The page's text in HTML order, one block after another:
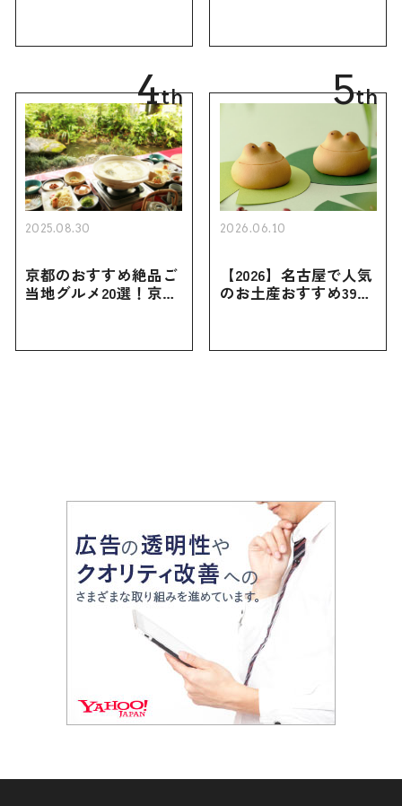
買えない限定品、女性
き用、女性向けまで幅
4th
2025.08.30
京都のおすすめ絶品ご
当地グルメ20選！京都
5th
2026.06.10
【2026】名古屋で人気
のお土産おすすめ39選
お土産・ばらまき用ま